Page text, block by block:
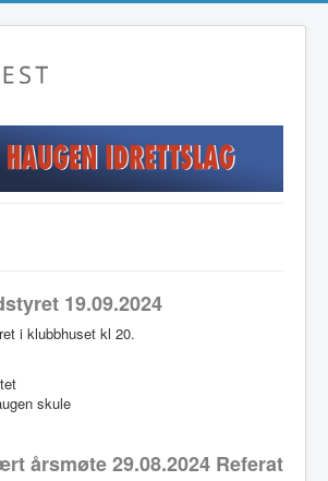
19.09.2024
i klubbhuset kl 20.
skule
årsmøte 29.08.2024 Referat